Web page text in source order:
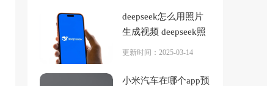
deepseek怎么用照片
生成视频 deepseek照
片生成视频教程图解
更新时间：2025-03-14
小米汽车在哪个app预